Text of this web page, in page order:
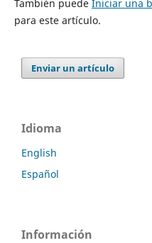
También puede Iniciar una
para este artículo.
Enviar un artículo
Idioma
English
Español
Información